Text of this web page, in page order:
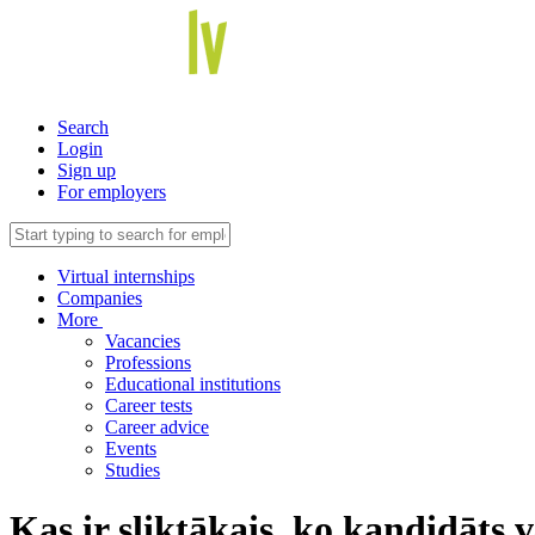
Search
Login
Sign up
For employers
Virtual internships
Companies
More
Vacancies
Professions
Educational institutions
Career tests
Career advice
Events
Studies